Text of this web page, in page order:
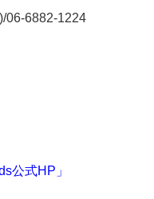
06-6882-1224
公式HP」